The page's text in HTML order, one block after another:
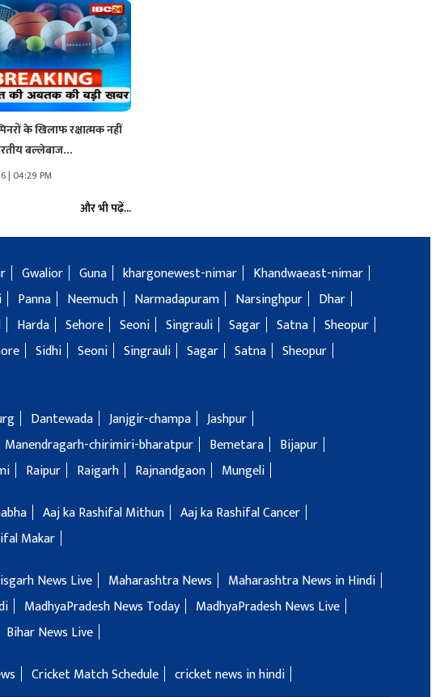
के खिलाफ रक्षात्मक नहीं
बल्लेबाज…
| 04:29 PM
और भी पढ़ें...
Gwalior Guna khargonewest-nimar
Khandwaeast-nimar
Panna Neemuch Narmadapuram Narsinghpur
Dhar
Harda Sehore Seoni Singrauli Sagar Satna
Sheopur
Sidhi Seoni Singrauli Sagar Satna
Sheopur
Dantewada Janjgir-champa
Jashpur
Manendragarh-chirimiri-bharatpur Bemetara
Bijapur
Raipur Raigarh Rajnandgaon Mungeli
Aaj ka Rashifal Mithun
Aaj ka Rashifal Cancer
Makar
News Live Maharashtra News
Maharashtra News in Hindi
MadhyaPradesh News Today
MadhyaPradesh News Live
Bihar News Live
Cricket Match Schedule cricket news in hindi